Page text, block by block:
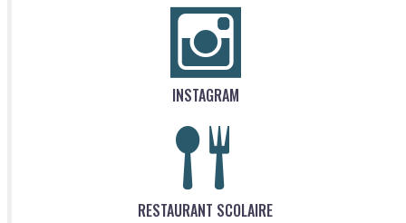
INSTAGRAM
RESTAURANT SCOLAIRE